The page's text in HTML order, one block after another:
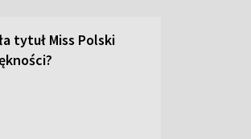
tytuł Miss Polski